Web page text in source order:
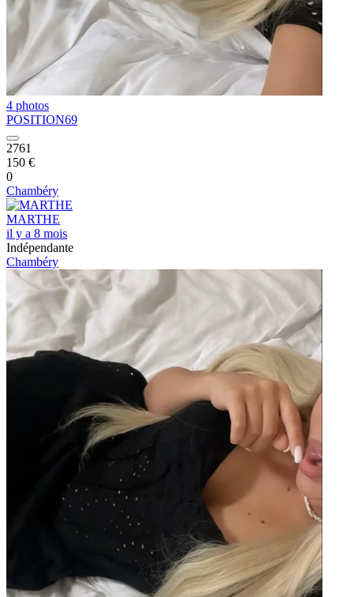
4 photos
POSITION69
2761
150 €
0
Chambéry
MARTHE
il y a 8 mois
Indépendante
Chambéry